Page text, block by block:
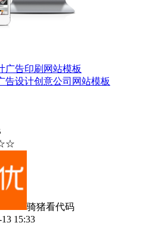
广告印刷网站模板
告设计创意公司网站模板
骑猪看代码
15:33